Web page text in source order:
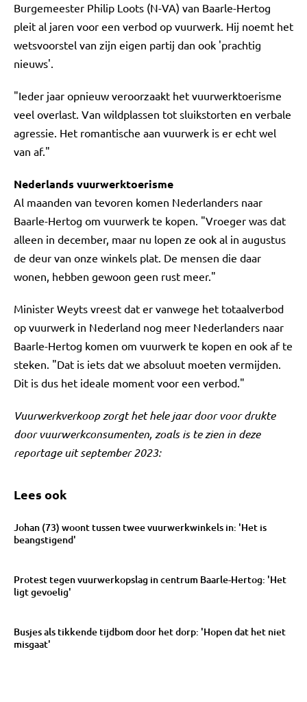
Burgemeester Philip Loots (N-VA) van Baarle-Hertog
pleit al jaren voor een verbod op vuurwerk. Hij noemt het
wetsvoorstel van zijn eigen partij dan ook 'prachtig
nieuws'.
"Ieder jaar opnieuw veroorzaakt het vuurwerktoerisme
veel overlast. Van wildplassen tot sluikstorten en verbale
agressie. Het romantische aan vuurwerk is er echt wel
van af."
Nederlands vuurwerktoerisme
Al maanden van tevoren komen Nederlanders naar
Baarle-Hertog om vuurwerk te kopen. "Vroeger was dat
alleen in december, maar nu lopen ze ook al in augustus
de deur van onze winkels plat. De mensen die daar
wonen, hebben gewoon geen rust meer."
Minister Weyts vreest dat er vanwege het totaalverbod
op vuurwerk in Nederland nog meer Nederlanders naar
Baarle-Hertog komen om vuurwerk te kopen en ook af te
steken. "Dat is iets dat we absoluut moeten vermijden.
Dit is dus het ideale moment voor een verbod."
Vuurwerkverkoop zorgt het hele jaar door voor drukte
door vuurwerkconsumenten, zoals is te zien in deze
reportage uit september 2023:
Lees ook
Johan (73) woont tussen twee vuurwerkwinkels in: 'Het is
beangstigend'
Protest tegen vuurwerkopslag in centrum Baarle-Hertog: 'Het
ligt gevoelig'
Busjes als tikkende tijdbom door het dorp: 'Hopen dat het niet
misgaat'